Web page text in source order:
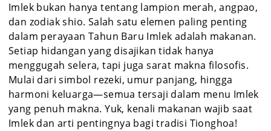
Imlek bukan hanya tentang lampion merah, angpao,
dan zodiak shio. Salah satu elemen paling penting
dalam perayaan Tahun Baru Imlek adalah makanan.
Setiap hidangan yang disajikan tidak hanya
menggugah selera, tapi juga sarat makna filosofis.
Mulai dari simbol rezeki, umur panjang, hingga
harmoni keluarga—semua tersaji dalam menu Imlek
yang penuh makna. Yuk, kenali makanan wajib saat
Imlek dan arti pentingnya bagi tradisi Tionghoa!